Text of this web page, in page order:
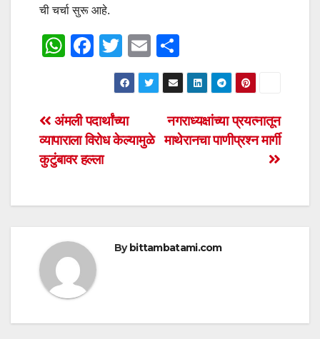
ची चर्चा सुरू आहे.
W
s
A
p
F
e
b
o
k
T
wi
tt
er
E
m
ail
h
ar
e
Post
navigation
नगराध्यक्षांच्या प्रयत्नातून
माथेरानचा पाणीप्रश्न मार्गी
अंमली पदार्थांच्या
व्यापाराला विरोध केल्यामुळे
कुटुंबावर हल्ला
By bittambatami.com